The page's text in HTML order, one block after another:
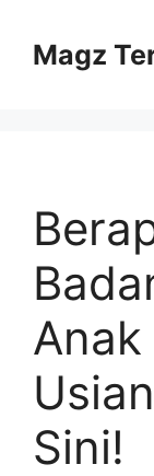
contentMagz
Anak
Sini!